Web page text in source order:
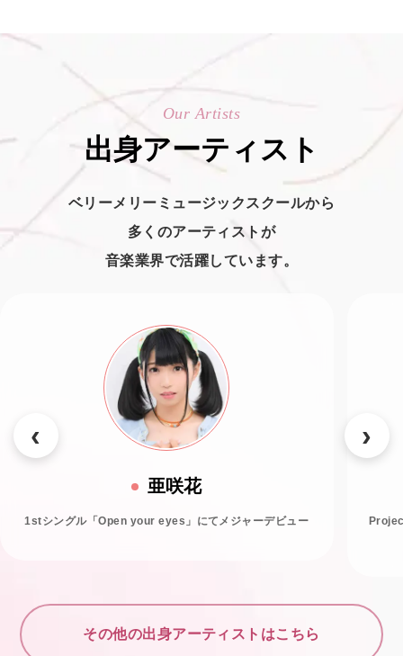
Our Artists
出身アーティスト
ベリーメリーミュージックスクールから
多くのアーティストが
音楽業界で活躍しています。
亜咲花
1stシングル「Open your eyes」にてメジャーデビュー
その他の出身アーティストはこちら